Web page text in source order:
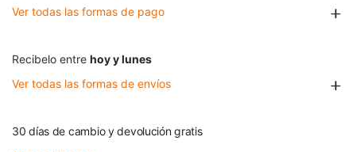
Ver todas las formas de pago
Recibelo entre hoy y lunes
Ver todas las formas de envíos
30 días de cambio y devolución gratis